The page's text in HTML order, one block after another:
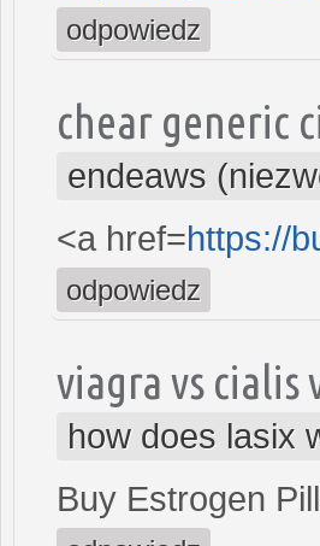
odpowiedz
chear generic
endeaws
<a href=https://
odpowiedz
viagra vs cialis
how does lasix
Buy Estrogen